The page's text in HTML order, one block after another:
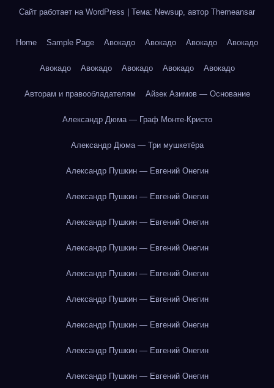
Сайт работает на WordPress Тема: Newsup, автор Themeansar
Home Sample Page Авокадо Авокадо Авокадо Авокадо
Авокадо Авокадо Авокадо Авокадо Авокадо
Авторам и правообладателям Айзек Азимов — Основание
Александр Дюма — Граф Монте-Кристо
Александр Дюма — Три мушкетёра
Александр Пушкин — Евгений Онегин
Александр Пушкин — Евгений Онегин
Александр Пушкин — Евгений Онегин
Александр Пушкин — Евгений Онегин
Александр Пушкин — Евгений Онегин
Александр Пушкин — Евгений Онегин
Александр Пушкин — Евгений Онегин
Александр Пушкин — Евгений Онегин
Александр Пушкин — Евгений Онегин